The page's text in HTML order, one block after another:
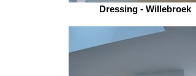
Dressing - Willebroek